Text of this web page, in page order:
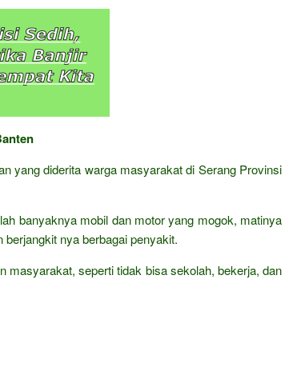
yang diderita warga masyarakat di Serang Provinsi
banyaknya mobil dan motor yang mogok, matinya
nya berbagai penyakit.
masyarakat, seperti tidak bisa sekolah, bekerja, dan